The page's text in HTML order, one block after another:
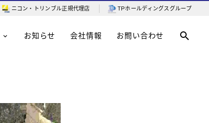
ニコン・トリンブル正規代理店 TPホールディングスグループ
お知らせ 会社情報 お問い合わせ